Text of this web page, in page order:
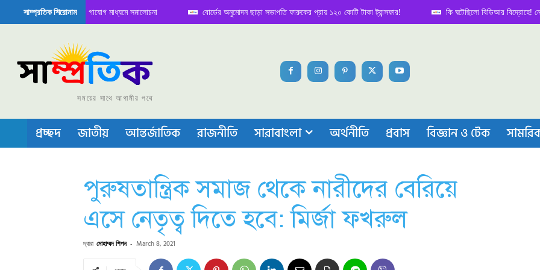
সাম্প্রতিক শিরোনাম
বৈঠক নিয়ে সামাজিক যোগাযোগ মাধ্যমে সমালোচনা বোর্ডের অনুমোদন ছাড়া সভাপতি ফারুকের প্রায় ১২০ কোটি টাকা ট্রান্সফার! কি ঘটেছিলো বিডিআর বিদ্রোহে! নেপথ্য
বা চীপ তৈরিতে নিজের শক্ত অবস্থান জানান দিচ্ছে চীন
সময়ের সাথে আগামীর পথে
প্রচ্ছদ জাতীয় আন্তর্জাতিক রাজনীতি সারাবাংলা অর্থনীতি প্রবাস বিজ্ঞান ও টেক
পুরুষতান্ত্রিক সমাজ থেকে নারীদের বেরিয়ে
এসে নেতৃত্ব দিতে হবে: মির্জা ফখরুল
দ্বারা মোহাম্মদ শিপন - March 8, 2021